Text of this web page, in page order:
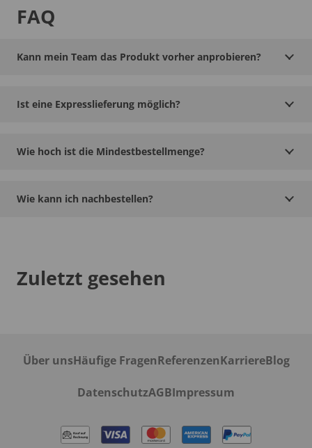
FAQ
Kann mein Team das Produkt vorher anprobieren?
Ist eine Expresslieferung möglich?
Wie hoch ist die Mindestbestellmenge?
Wie kann ich nachbestellen?
Zuletzt gesehen
Über unsHäufige FragenReferenzenKarriereBlog
DatenschutzAGBImpressum